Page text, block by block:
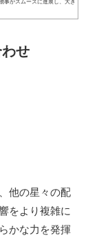
事がスムーズに進展し、大き
せ
他の星々の配
をより複雑に
かな力を発揮